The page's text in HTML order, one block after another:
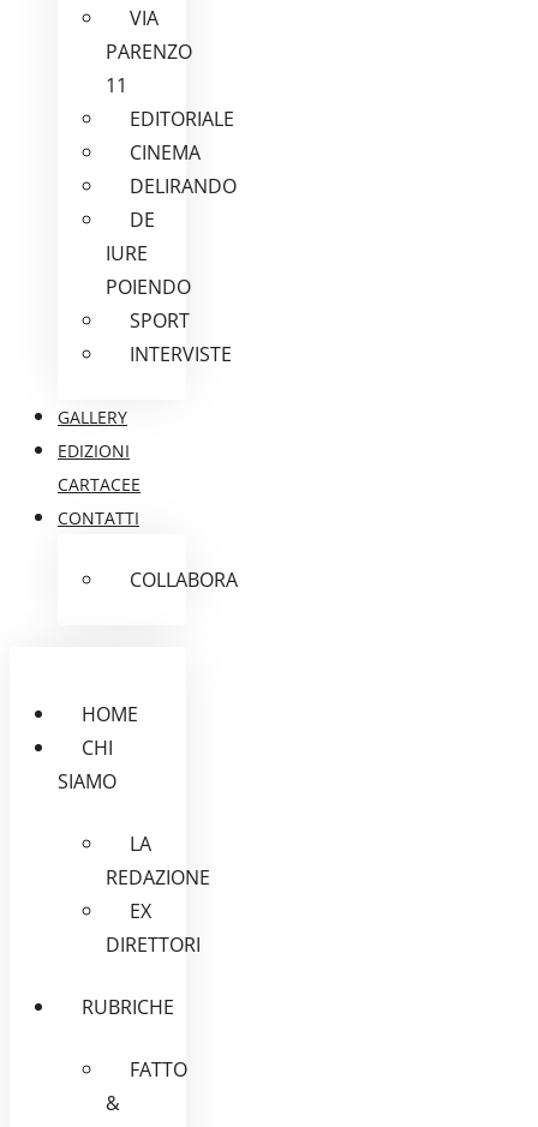
VIA
PARENZO
11
EDITORIALE
CINEMA
DELIRANDO
DE
IURE
POIENDO
SPORT
INTERVISTE
GALLERY
EDIZIONI
CARTACEE
CONTATTI
COLLABORA
HOME
CHI
SIAMO
LA
REDAZIONE
EX
DIRETTORI
RUBRICHE
FATTO
&